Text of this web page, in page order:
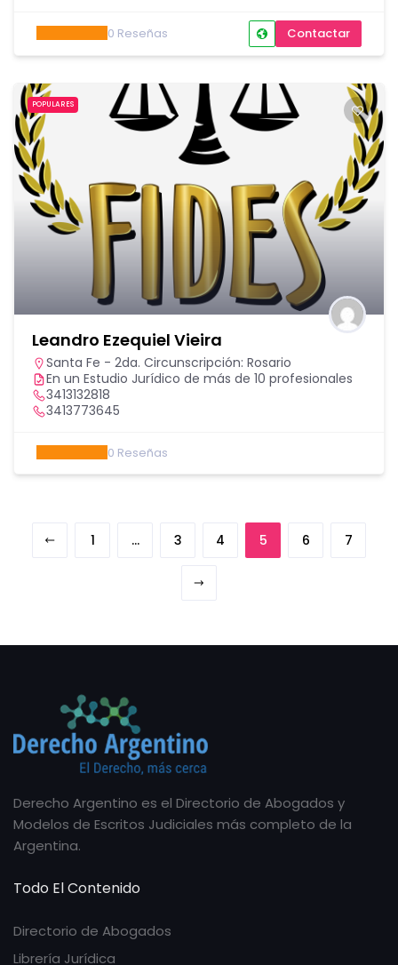
0 Reseñas Contactar
POPULARES
Leandro Ezequiel Vieira
Santa Fe - 2da. Circunscripción: Rosario
En un Estudio Jurídico de más de 10 profesionales
3413132818
3413773645
0 Reseñas
1 … 3 4 5 6 7
Derecho Argentino es el Directorio de Abogados y
Modelos de Escritos Judiciales más completo de la
Argentina.
Todo El Contenido
Directorio de Abogados
Librería Jurídica